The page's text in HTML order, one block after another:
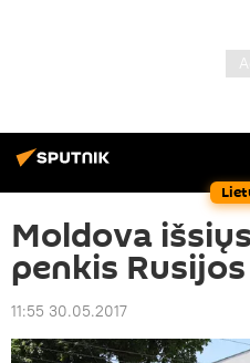
Moldova
penkis
11:55 30.05.2017